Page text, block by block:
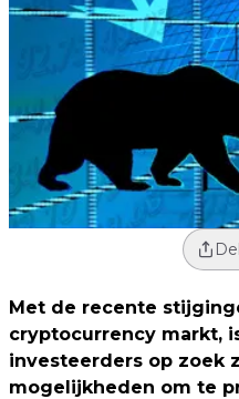
Met de recente
cryptocurrency markt,
investeerders op zoek
mogelijkheden om te